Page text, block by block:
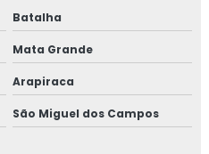
Batalha
Mata Grande
Arapiraca
São Miguel dos Campos